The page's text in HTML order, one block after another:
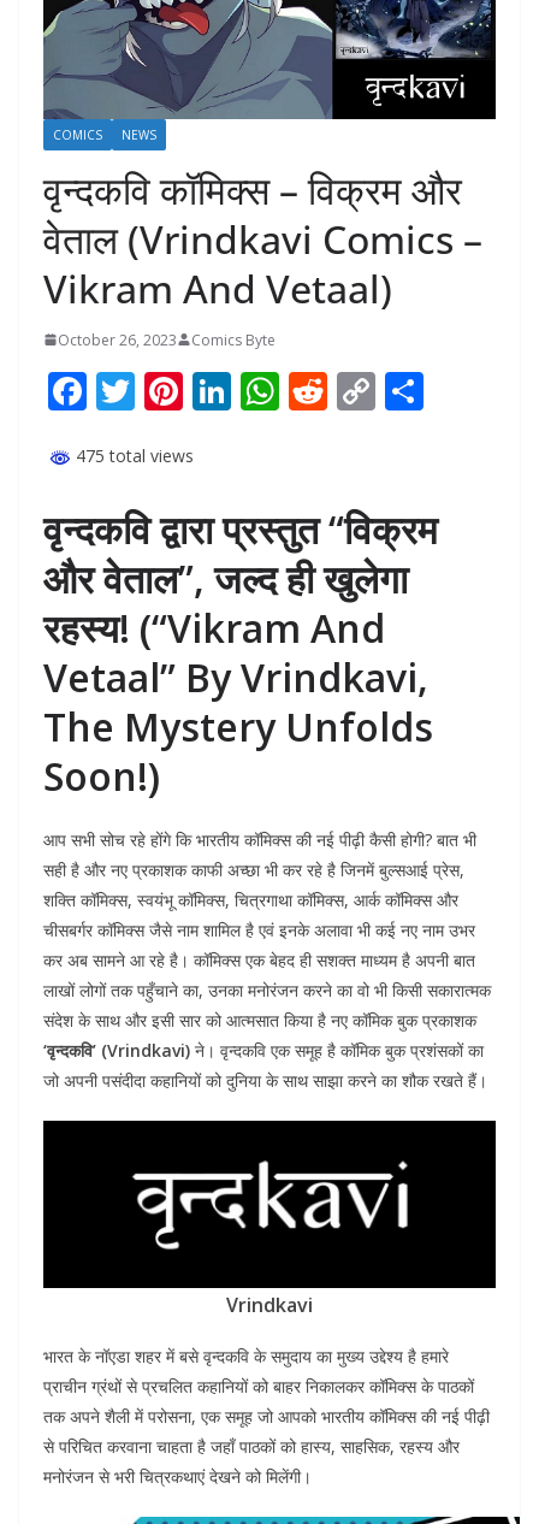
COMICS NEWS
वृन्दकवि कॉमिक्स – विक्रम और
वेताल (Vrindkavi Comics –
Vikram And Vetaal)
October 26, 2023 Comics Byte
F
e
b
o
o
k
T
itt
er
Pi
er
e
st
Li
e
dI
n
W
s
A
p
p
R
di
C
y
Li
n
k
e
475 total views
वृन्दकवि द्वारा प्रस्तुत “विक्रम
और वेताल”, जल्द ही खुलेगा
रहस्य! (“Vikram And
Vetaal” By Vrindkavi,
The Mystery Unfolds
Soon!)
आप सभी सोच रहे होंगे कि भारतीय कॉमिक्स की नई पीढ़ी कैसी होगी? बात भी
सही है और नए प्रकाशक काफी अच्छा भी कर रहे है जिनमें बुल्सआई प्रेस,
शक्ति कॉमिक्स, स्वयंभू कॉमिक्स, चित्रगाथा कॉमिक्स, आर्क कॉमिक्स और
चीसबर्गर कॉमिक्स जैसे नाम शामिल है एवं इनके अलावा भी कई नए नाम उभर
कर अब सामने आ रहे है। कॉमिक्स एक बेहद ही सशक्त माध्यम है अपनी बात
लाखों लोगों तक पहुँचाने का, उनका मनोरंजन करने का वो भी किसी सकारात्मक
संदेश के साथ और इसी सार को आत्मसात किया है नए कॉमिक बुक प्रकाशक
‘वृन्दकवि’ (Vrindkavi) ने। वृन्दकवि एक समूह है कॉमिक बुक प्रशंसकों का
जो अपनी पसंदीदा कहानियों को दुनिया के साथ साझा करने का शौक रखते हैं।
Vrindkavi
भारत के नॉएडा शहर में बसे वृन्दकवि के समुदाय का मुख्य उद्देश्य है हमारे
प्राचीन ग्रंथों से प्रचलित कहानियों को बाहर निकालकर कॉमिक्स के पाठकों
तक अपने शैली में परोसना, एक समूह जो आपको भारतीय कॉमिक्स की नई पीढ़ी
से परिचित करवाना चाहता है जहाँ पाठकों को हास्य, साहसिक, रहस्य और
मनोरंजन से भरी चित्रकथाएं देखने को मिलेंगी।